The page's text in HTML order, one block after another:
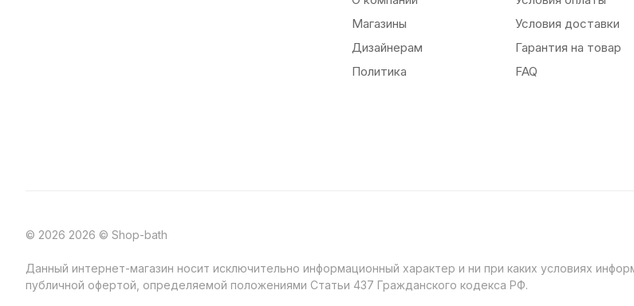
Магазины
Дизайнерам
Политика
Условия доставки
Гарантия на товар
FAQ
© 2026 2026 © Shop-bath
Данный интернет-магазин носит исключительно информационный характер и ни при каких условиях
публичной офертой, определяемой положениями Статьи 437 Гражданского кодекса РФ.